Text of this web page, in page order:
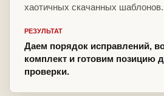
хаотичных скачанных шаблонов.
РЕЗУЛЬТАТ
Даем порядок исправлений,
комплект и готовим позицию
проверки.